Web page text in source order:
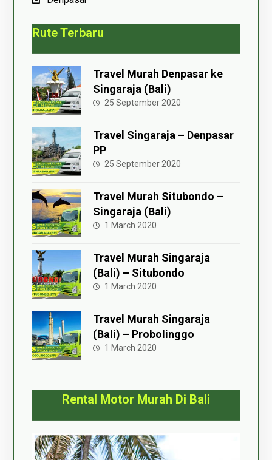
Rute Terbaru
Travel Murah Denpasar ke
Singaraja (Bali)
25 September 2020
Travel Singaraja – Denpasar
PP
25 September 2020
Travel Murah Situbondo –
Singaraja (Bali)
1 March 2020
Travel Murah Singaraja
(Bali) – Situbondo
1 March 2020
Travel Murah Singaraja
(Bali) – Probolinggo
1 March 2020
Rental Motor Murah Di Bali